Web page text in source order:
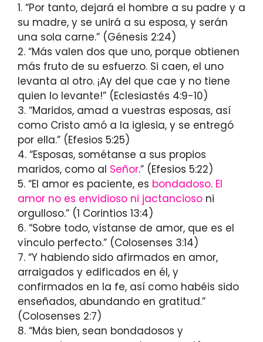
1. “Por tanto, dejará el hombre a su padre y a
su madre, y se unirá a su esposa, y serán
una sola carne.” (Génesis 2:24)
2. “Más valen dos que uno, porque obtienen
más fruto de su esfuerzo. Si caen, el uno
levanta al otro. ¡Ay del que cae y no tiene
quien lo levante!” (Eclesiastés 4:9-10)
3. “Maridos, amad a vuestras esposas, así
como Cristo amó a la iglesia, y se entregó
por ella.” (Efesios 5:25)
4. “Esposas, sométanse a sus propios
maridos, como al Señor.” (Efesios 5:22)
5. “El amor es paciente, es bondadoso. El
amor no es envidioso ni jactancioso ni
orgulloso.” (1 Corintios 13:4)
6. “Sobre todo, vístanse de amor, que es el
vínculo perfecto.” (Colosenses 3:14)
7. “Y habiendo sido afirmados en amor,
arraigados y edificados en él, y
confirmados en la fe, así como habéis sido
enseñados, abundando en gratitud.”
(Colosenses 2:7)
8. “Más bien, sean bondadosos y